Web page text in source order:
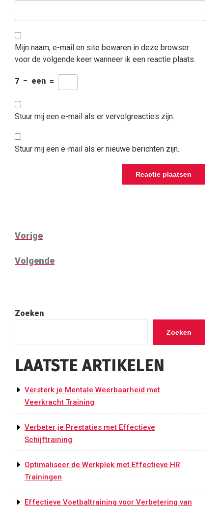
Mijn naam, e-mail en site bewaren in deze browser
voor de volgende keer wanneer ik een reactie plaats.
7 − een =
Stuur mij een e-mail als er vervolgreacties zijn.
Stuur mij een e-mail als er nieuwe berichten zijn.
BERICHTNAVIGATIE
Vorig
Vorige
Volgend
Volgende
Zoeken
Zoeken
LAATSTE ARTIKELEN
Versterk je Mentale Weerbaarheid met
Veerkracht Training
Verbeter je Prestaties met Effectieve
Schijftraining
Optimaliseer de Werkplek met Effectieve HR
Trainingen
Effectieve Voetbaltraining voor Verbetering van